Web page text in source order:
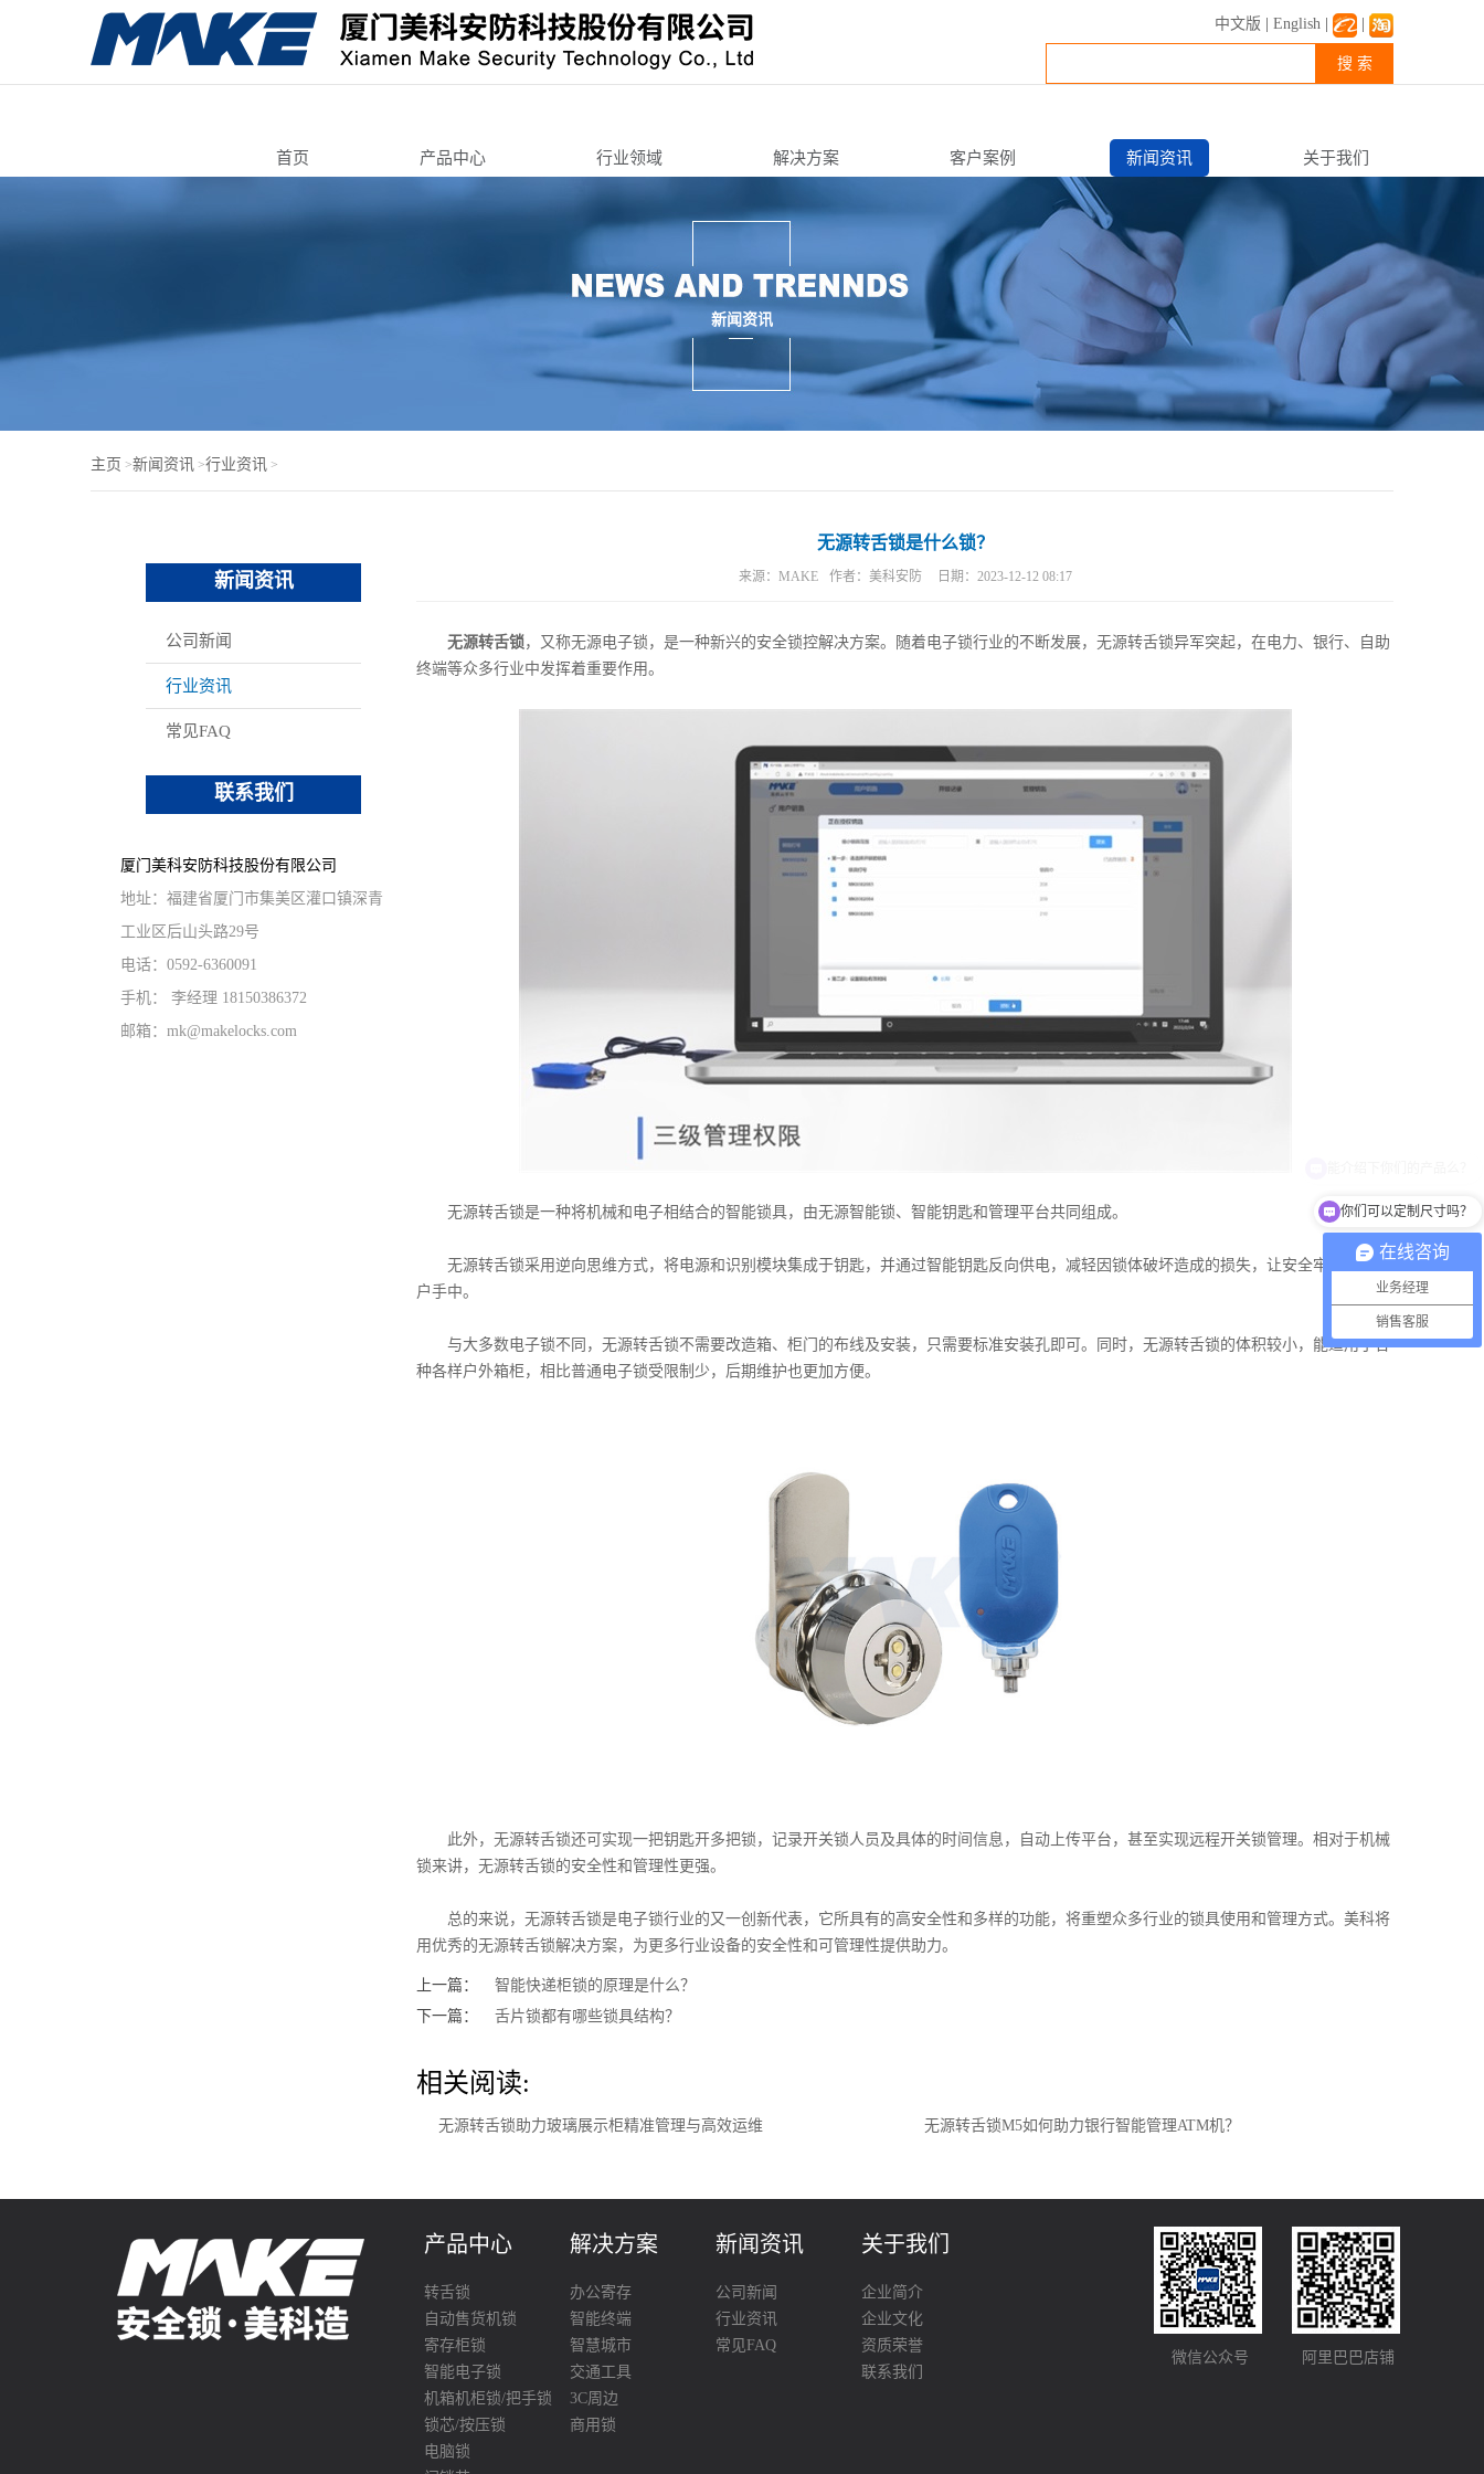
中文版 English
搜 索
首页 产品中心
智能电子锁
办公家具锁
行业领域
智能终端
智慧城市
解决方案
智慧城市
客户案例 新闻资讯
行业资讯
常见FAQ
关于我们
企业简介
资质荣誉
联系我们
新闻资讯
主页 >新闻资讯 >行业资讯 >
新闻资讯
公司新闻
行业资讯
常见FAQ
联系我们
厦门美科安防科技股份有限公司
地址：福建省厦门市集美区灌口镇深青
工业区后山头路29号
电话：0592-6360091
手机： 李经理 18150386372
邮箱：mk@makelocks.com
无源转舌锁是什么锁？
来源： MAKE 作者： 美科安防 日期： 2023-12-12 08:17
无源转舌锁 ，又称无源电子锁，是一种新兴的安全锁控解决方案。随着电子锁行业的不断发展，无源转舌锁异军突起，在电力、银行、自助
终端等众多行业中发挥着重要作用。
无源转舌锁是一种将机械和电子相结合的智能锁具，由无源智能锁、智能钥匙和管理平台共同组成。
无源转舌锁采用逆向思维方式，将电源和识别模块集成于钥匙，并通过智能钥匙反向供电，减轻因锁体破坏造成的损失，让安全牢牢握在用
户手中。
与大多数电子锁不同，无源转舌锁不需要改造箱、柜门的布线及安装，只需要标准安装孔即可。同时，无源转舌锁的体积较小，能适用于各
种各样户外箱柜，相比普通电子锁受限制少，后期维护也更加方便。
此外，无源转舌锁还可实现一把钥匙开多把锁，记录开关锁人员及具体的时间信息，自动上传平台，甚至实现远程开关锁管理。相对于机械
锁来讲，无源转舌锁的安全性和管理性更强。
总的来说，无源转舌锁是电子锁行业的又一创新代表，它所具有的高安全性和多样的功能，将重塑众多行业的锁具使用和管理方式。美科将
用优秀的无源转舌锁解决方案，为更多行业设备的安全性和可管理性提供助力。
上一篇：
智能快递柜锁的原理是什么？
下一篇：
舌片锁都有哪些锁具结构？
相关阅读:
无源转舌锁助力玻璃展示柜精准管理与高效运维 无源转舌锁M5如何助力银行智能管理ATM机？
产品中心
转舌锁
自动售货机锁
寄存柜锁
智能电子锁
机箱机柜锁/把手锁
锁芯/按压锁
电脑锁
解决方案
办公寄存
智能终端
智慧城市
交通工具
3C周边
商用锁
新闻资讯
公司新闻
行业资讯
常见FAQ
关于我们
企业简介
企业文化
资质荣誉
联系我们
微信公众号 阿里巴巴店铺
在线咨询
业务经理
销售客服
你们可以定制尺寸吗？